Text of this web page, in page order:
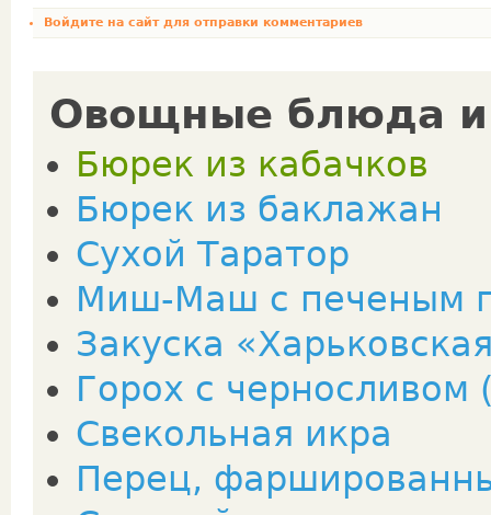
Войдите на сайтдля отправки комментариев
Овощные блюда и
Бюрек из кабачков
Бюрек из баклажан
Сухой Таратор
Миш-Маш с печеным
Закуска
Горох с черносливом
Свекольная икра
Перец,